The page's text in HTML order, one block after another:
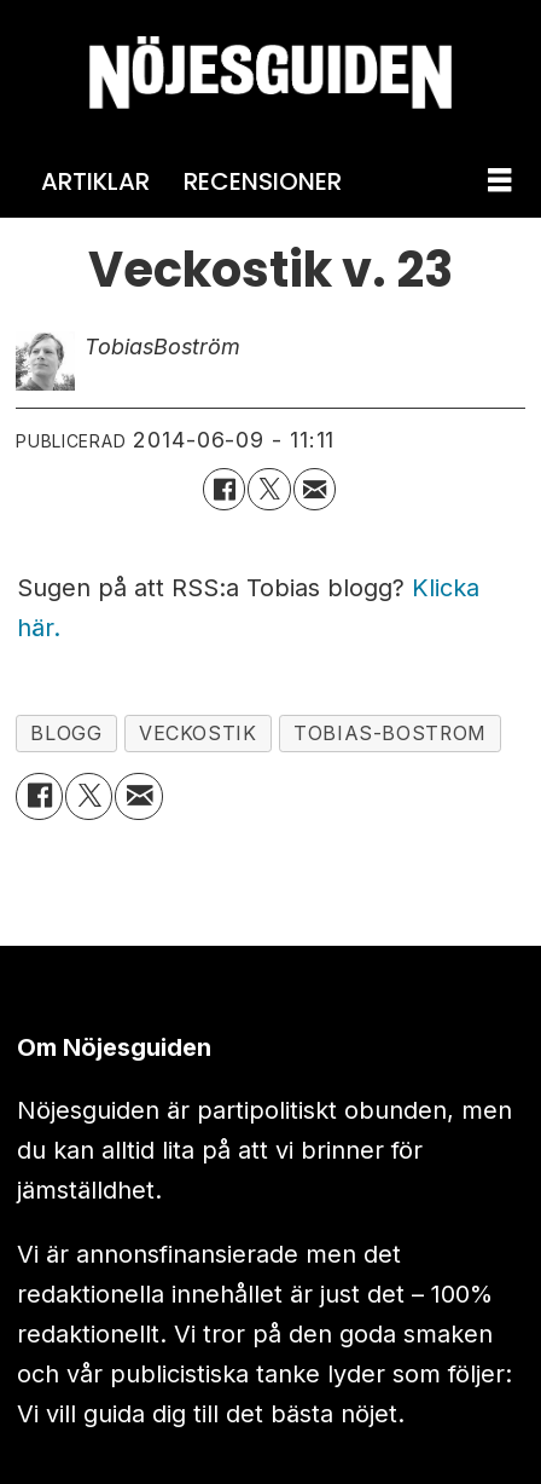
ARTIKLAR RECENSIONER
Veckostik v. 23
TobiasBoström
PUBLICERAD 2014-06-09 - 11:11
Sugen på att RSS:a Tobias blogg? Klicka
här.
BLOGG VECKOSTIK TOBIAS-BOSTROM
Om Nöjesguiden
Nöjesguiden är partipolitiskt obunden, men
du kan alltid lita på att vi brinner för
jämställdhet.
Vi är annonsfinansierade men det
redaktionella innehållet är just det – 100%
redaktionellt. Vi tror på den goda smaken
och vår publicistiska tanke lyder som följer:
Vi vill guida dig till det bästa nöjet.